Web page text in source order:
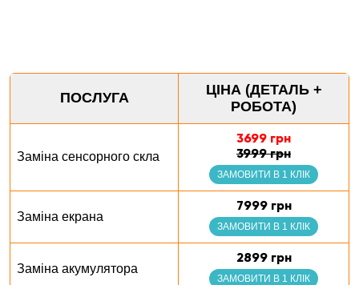
ПОСЛУГА
ЦІНА (ДЕТАЛЬ +
РОБОТА)
Заміна сенсорного скла
3699 грн
3999 грн
ЗАМОВИТИ В 1 КЛІК
Заміна екрана
7999 грн
ЗАМОВИТИ В 1 КЛІК
Заміна акумулятора
2899 грн
ЗАМОВИТИ В 1 КЛІК